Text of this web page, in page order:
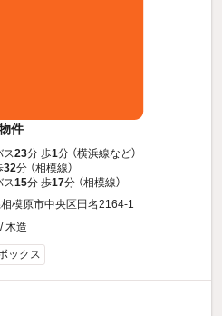
件
ス23分 歩1分 （横浜線など）
32分 （相模線）
ス15分 歩17分 （相模線）
模原市中央区田名2164-1
木造
ックス